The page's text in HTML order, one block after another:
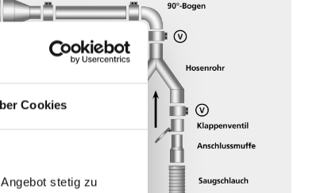
Cookies
stetig zu